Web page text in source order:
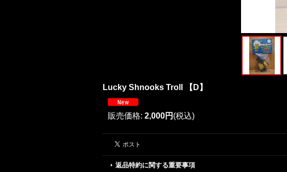
Lucky Shnooks Troll 【D】
販売価格: 2,000円 (税込)
返品特約に関する重要事項